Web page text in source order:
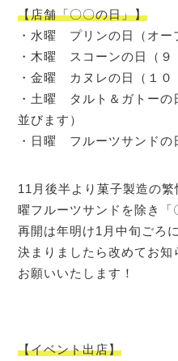
【店舗「〇〇の日」】
・水曜 プリンの日（オー
・木曜 スコーンの日（９
・金曜 カヌレの日（１０
・土曜 タルト＆ガトーの
並びます）
・日曜 フルーツサンドの
11月後半より菓子製造の
曜フルーツサンドを除き「
再開は年明け1月中旬ごろ
決まりましたら改めてお知
お願いいたします！
【イベント出店】